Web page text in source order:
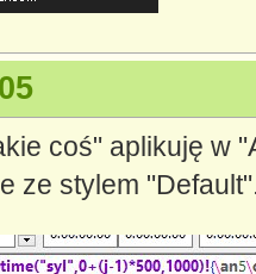
coś" aplikuję w
ze stylem